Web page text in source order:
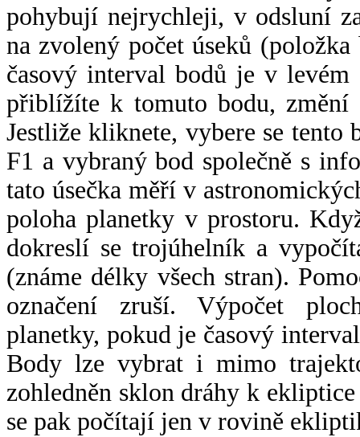
pohybují nejrychleji, v odsluní
na zvolený počet úseků
časový interval bodů je v
přiblížíte k tomuto bodu,
Jestliže kliknete, vybere se tento
F1 a vybraný bod společně s
tato úsečka měří v
poloha planetky v prostoru.
dokreslí se trojúhelník a
(známe délky všech stran).
označení zruší. Výpočet
planetky, pokud je časový
Body lze vybrat i mimo
zohledněn sklon dráhy k
se pak počítají jen v rovině